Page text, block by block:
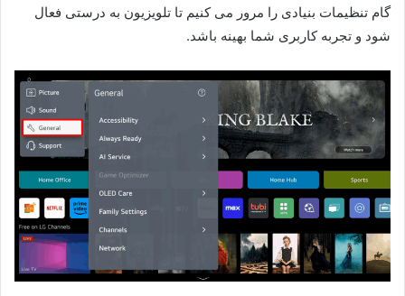
گام تنظیمات بنیادی را مرور می کنیم تا تلویزیون به درستی فعال
شود و تجربه کاربری شما بهینه باشد.